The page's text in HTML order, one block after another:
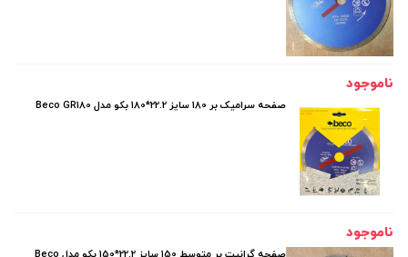
ناموجود
صفحه سرامیک بر 180 سایز 22.2*180 بکو مدل Beco GR180
ناموجود
صفحه گرانیت بر متوسط 150 سایز 22.2*150 بکو مدل Beco